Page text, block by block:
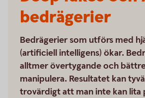
bedrägerier
Bedrägerier som utförs med
(artificiell intelligens) ökar.
alltmer övertygande och
manipulera. Resultatet kan
trovärdigt att man inte kan lita